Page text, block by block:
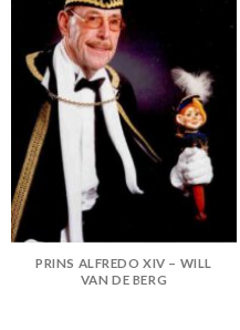
PRINS ALFREDO XIV – WILL
VAN DE BERG